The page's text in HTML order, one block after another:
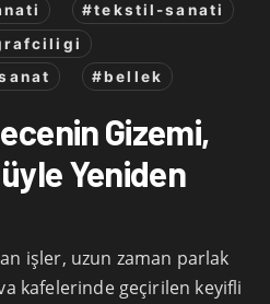
#tekstil-sanati
#bellek
Gizemi,
Yeniden
işler, uzun zaman parlak
kafelerinde geçirilen keyifli